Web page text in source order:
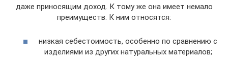
даже приносящим доход. К тому же она имеет немало
преимуществ. К ним относятся:
низкая себестоимость, особенно по сравнению с
изделиями из других натуральных материалов;